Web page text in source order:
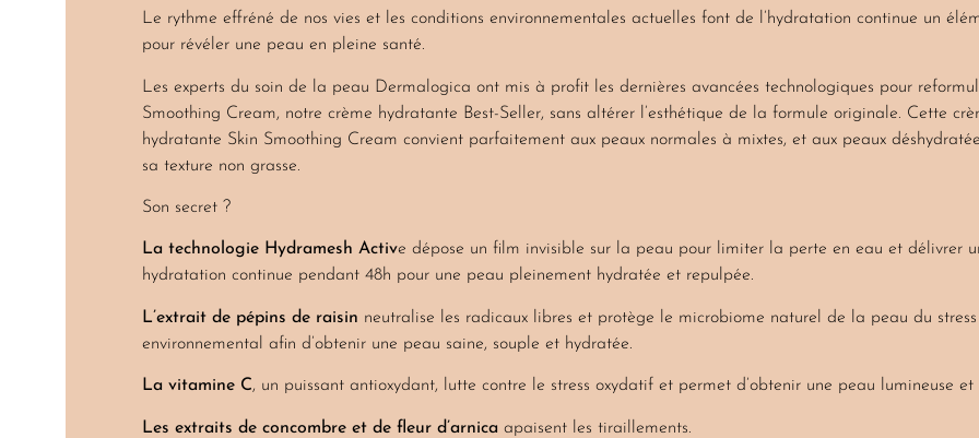
Le rythme effréné de nos vies et les conditions environnementales actuelles font de l’hydratation continue un
pour révéler une peau en pleine santé.
Les experts du soin de la peau Dermalogica ont mis à profit les dernières avancées technologiques pour
Smoothing Cream, notre crème hydratante Best-Seller, sans altérer l’esthétique de la formule originale. Cette
hydratante Skin Smoothing Cream convient parfaitement aux peaux normales à mixtes, et aux peaux
sa texture non grasse.
Son secret ?
La technologie Hydramesh Active dépose un film invisible sur la peau pour limiter la perte en eau et délivrer
hydratation continue pendant 48h pour une peau pleinement hydratée et repulpée.
L’extrait de pépins de raisin neutralise les radicaux libres et protège le microbiome naturel de la peau du stress
environnemental afin d’obtenir une peau saine, souple et hydratée.
La vitamine C, un puissant antioxydant, lutte contre le stress oxydatif et permet d’obtenir une peau lumineuse et
Les extraits de concombre et de fleur d’arnica apaisent les tiraillements.